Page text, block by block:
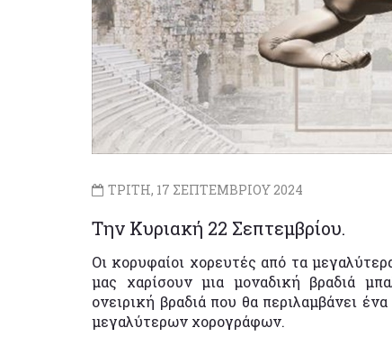
ΤΡΙΤΗ, 17 ΣΕΠΤΕΜΒΡΙΟΥ 2024
Tην Κυριακή 22 Σεπτεμβρίου.
Οι κορυφαίοι χορευτές από τα
μας χαρίσουν μια μοναδική βραδιά
ονειρική βραδιά που θα περιλαμβάνει ένα
μεγαλύτερων χορογράφων.